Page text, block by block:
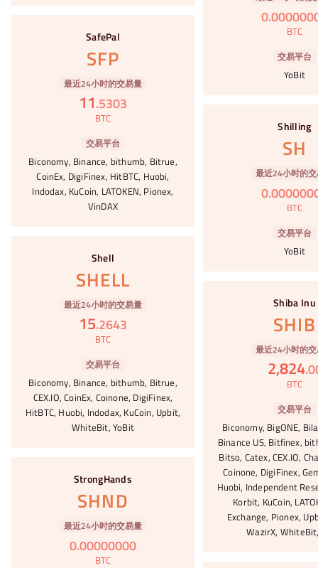
0.
BTC
交易平台
YoBit
SafePal
SFP
最近24小时的交易量
11.5303
BTC
交易平台
Biconomy, Binance, bithumb, Bitrue,
CoinEx, DigiFinex, HitBTC, Huobi,
Indodax, KuCoin, LATOKEN, Pionex,
VinDAX
Shilling
SH
最近24小时的
0.
BTC
交易平台
YoBit
Shell
SHELL
最近24小时的交易量
15.2643
BTC
交易平台
Biconomy, Binance, bithumb, Bitrue,
CEX.IO, CoinEx, Coinone, DigiFinex,
HitBTC, Huobi, Indodax, KuCoin, Upbit,
WhiteBit, YoBit
Shiba Inu
SHIB
最近24小时的
2,824.
BTC
交易平台
Biconomy, BigONE,
Binance US, Bitfinex,
Bitso, Catex, CEX.IO,
Coinone, DigiFinex,
Huobi, Independent
Korbit, KuCoin,
Exchange, Pionex,
WazirX,
StrongHands
SHND
最近24小时的交易量
0.00000000
BTC